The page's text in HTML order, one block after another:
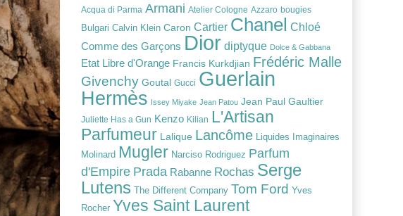
Acqua di Parma Armani Atelier Cologne Azzaro bougies
Bulgari Calvin Klein Caron Cartier Chanel Chloé
Comme des Garçons Dior diptyque Dolce & Gabbana
Etat Libre d'Orange Francis Kurkdjian Frédéric Malle
Givenchy Goutal Gucci Guerlain
Hermès Issey Miyake Jean Patou Jean Paul Gaultier
Juliette Has a Gun Kenzo Kilian L'Artisan
Parfumeur Lalique Lancôme Liquides Imaginaires
Molinard Mugler Narciso Rodriguez Parfum
d'Empire Prada Rabanne Rochas Serge
Lutens
The Different Company Tom Ford Yves
Rocher Yves Saint Laurent